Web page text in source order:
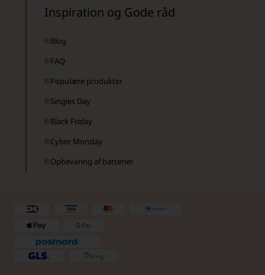
Inspiration og Gode råd
Blog
FAQ
Populære produkter
Singles Day
Black Friday
Cyber Monday
Opbevaring af batterier